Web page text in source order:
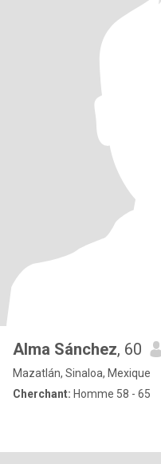
Alma Sánchez, 60
Mazatlán, Sinaloa, Mexique
Cherchant: Homme 58 - 65